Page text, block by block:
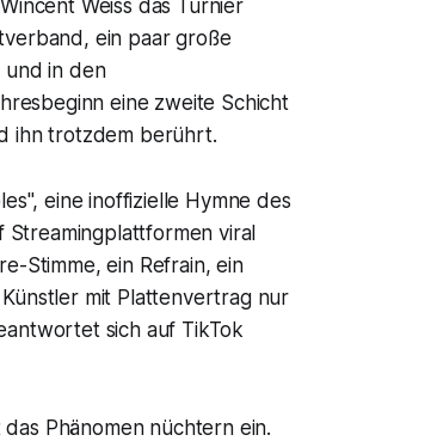
Weiss das Turnier
ein paar große
und in den
eine zweite Schicht
ihn trotzdem berührt.
eine inoffizielle Hymne des
Streamingplattformen viral
Stimme, ein Refrain, ein
mit Plattenvertrag nur
sich auf TikTok
Phänomen nüchtern ein.